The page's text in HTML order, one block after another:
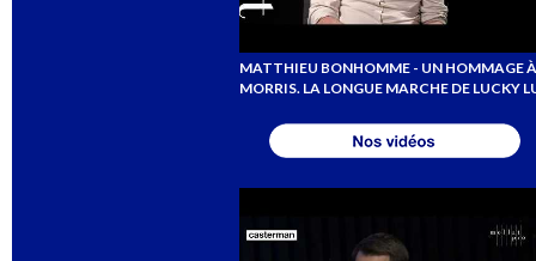
MATTHIEU BONHOMME - UN HOMMAGE À
MORRIS. LA LONGUE MARCHE DE LUCKY